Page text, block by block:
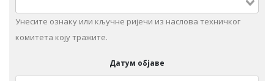
Унeситe ознаку или кључне ријечи из наслова техничког
комитета коју тражите.
Датум објаве